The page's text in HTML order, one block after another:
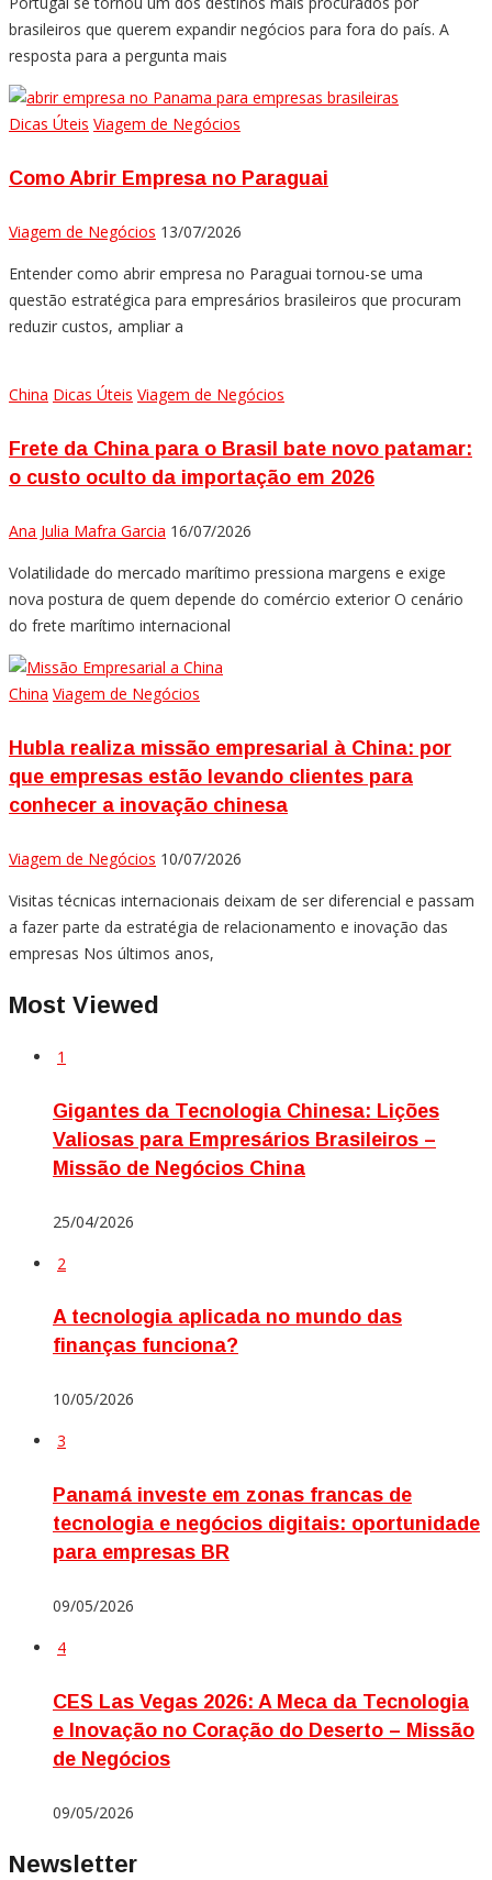
brasileiros que querem expandir negócios para fora do país. A
resposta para a pergunta mais
Dicas Úteis Viagem de Negócios
Como Abrir Empresa no Paraguai
Viagem de Negócios 13/07/2026
Entender como abrir empresa no Paraguai tornou-se uma
questão estratégica para empresários brasileiros que procuram
reduzir custos, ampliar a
China Dicas Úteis Viagem de Negócios
Frete da China para o Brasil bate novo patamar:
o custo oculto da importação em 2026
Ana Julia Mafra Garcia 16/07/2026
Volatilidade do mercado marítimo pressiona margens e exige
nova postura de quem depende do comércio exterior O cenário
do frete marítimo internacional
China Viagem de Negócios
Hubla realiza missão empresarial à China: por
que empresas estão levando clientes para
conhecer a inovação chinesa
Viagem de Negócios 10/07/2026
Visitas técnicas internacionais deixam de ser diferencial e passam
a fazer parte da estratégia de relacionamento e inovação das
empresas Nos últimos anos,
Most Viewed
1
Gigantes da Tecnologia Chinesa: Lições
Valiosas para Empresários Brasileiros –
Missão de Negócios China
25/04/2026
2
A tecnologia aplicada no mundo das
finanças funciona?
10/05/2026
3
Panamá investe em zonas francas de
tecnologia e negócios digitais: oportunidade
para empresas BR
09/05/2026
4
CES Las Vegas 2026: A Meca da Tecnologia
e Inovação no Coração do Deserto – Missão
de Negócios
09/05/2026
Newsletter